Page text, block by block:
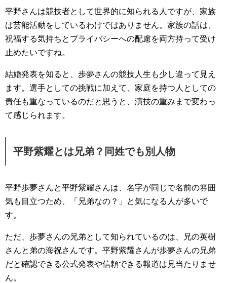
平野さんは競技者として世界的に知られる人ですが、家族
は芸能活動をしているわけではありません。家族の話は、
祝福する気持ちとプライバシーへの配慮を両方持って受け
止めたいですね。
結婚発表を知ると、歩夢さんの競技人生も少し違って見え
ます。選手としての挑戦に加えて、家庭を持つ人としての
責任も重なっているのだと思うと、演技の重みまで変わっ
て感じられます。
平野紫耀とは兄弟？同姓でも別人物
平野歩夢さんと平野紫耀さんは、名字が同じで名前の雰囲
気も目立つため、「兄弟なの？」と気になる人が多いで
す。
ただ、歩夢さんの兄弟として知られているのは、兄の英樹
さんと弟の海祝さんです。平野紫耀さんが歩夢さんの兄弟
だと確認できる公式発表や信頼できる報道は見当たりませ
ん。